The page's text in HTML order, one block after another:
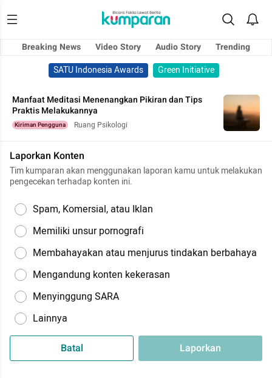
Breaking News Video Story Audio Story
Trending
SATU Indonesia Awards
Green Initiative
Manfaat Meditasi Menenangkan Pikiran dan Tips
Praktis Melakukannya
Kiriman Pengguna Ruang Psikologi
Laporkan Konten
Tim kumparan akan menggunakan laporan kamu untuk melakukan
pengecekan terhadap konten ini.
Spam, Komersial, atau Iklan
Memiliki unsur pornografi
Membahayakan atau menjurus tindakan berbahaya
Mengandung konten kekerasan
Menyinggung SARA
Lainnya
Batal Laporkan